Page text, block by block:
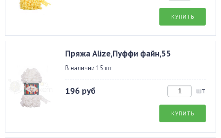
КУПИТЬ
Пряжа Alize,Пуффи файн,55
В наличии 15 шт
196 руб шт
КУПИТЬ